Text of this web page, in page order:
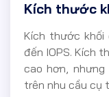
Kích thước
Kích thước khối
đến IOPS. Kích
cao hơn,
trên nhu cầu cụ